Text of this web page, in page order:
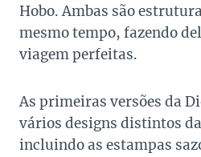
Hobo. Ambas são
mesmo tempo, fazendo
viagem perfeitas.
As primeiras versões da
vários designs distintos
incluindo as estampas